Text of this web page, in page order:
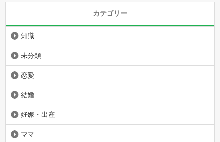
カテゴリー
知識
未分類
恋愛
結婚
妊娠・出産
ママ